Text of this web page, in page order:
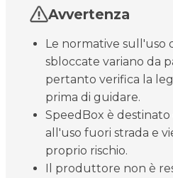
Avvertenza
Le normative sull'uso
sbloccate variano da
pertanto verifica la
prima di guidare.
SpeedBox è
all'uso fuori strada e
proprio rischio.
Il produttore non è